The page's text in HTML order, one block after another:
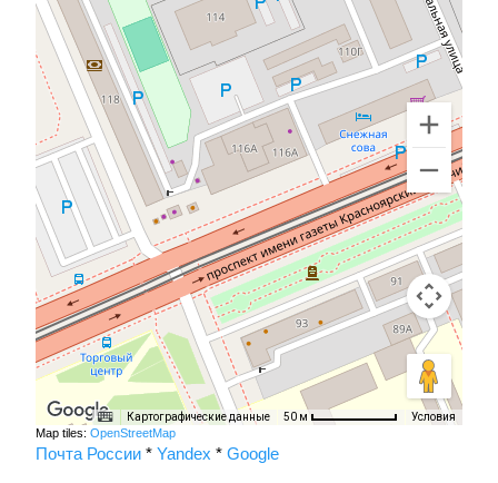
Картографические данные 50 м Условия
Map tiles: OpenStreetMap
Почта России * Yandex * Google